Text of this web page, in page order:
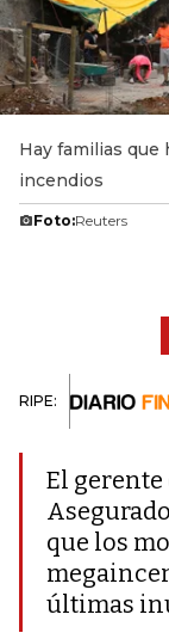
Hay familias que
incendios
Foto:Reuters
RIPE:
El
que los
últimas